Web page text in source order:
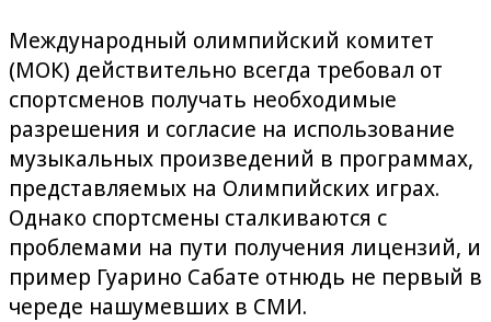
Международный олимпийский комитет
(МОК) действительно всегда требовал от
спортсменов получать необходимые
разрешения и согласие на использование
музыкальных произведений в программах,
представляемых на Олимпийских играх.
Однако спортсмены сталкиваются с
проблемами на пути получения лицензий, и
пример Гуарино Сабате отнюдь не первый в
череде нашумевших в СМИ.